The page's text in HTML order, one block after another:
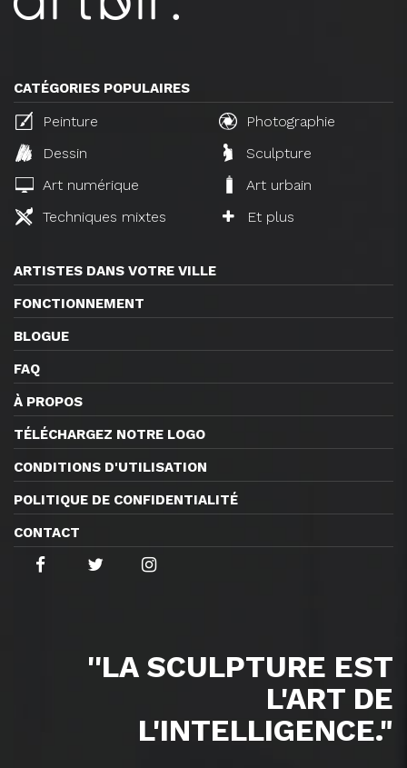
CATÉGORIES POPULAIRES
Peinture
Photographie
Dessin
Sculpture
Art numérique
Art urbain
Techniques mixtes
Et plus
ARTISTES DANS VOTRE VILLE
FONCTIONNEMENT
BLOGUE
FAQ
À PROPOS
TÉLÉCHARGEZ NOTRE LOGO
CONDITIONS D'UTILISATION
POLITIQUE DE CONFIDENTIALITÉ
CONTACT
''LA SCULPTURE EST
L'ART DE
L'INTELLIGENCE."